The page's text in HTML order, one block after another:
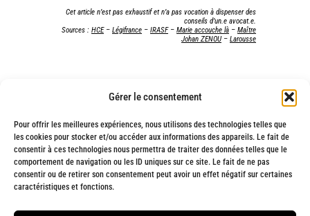
Gérer le consentement
Pour offrir les meilleures expériences, nous utilisons des technologies telles que
les cookies pour stocker et/ou accéder aux informations des appareils. Le fait de
consentir à ces technologies nous permettra de traiter des données telles que le
comportement de navigation ou les ID uniques sur ce site. Le fait de ne pas
consentir ou de retirer son consentement peut avoir un effet négatif sur certaines
caractéristiques et fonctions.
Cet article n’est pas exhaustif et n’a pas vocation à dispenser des
conseils d’un.e avocat.e.
Sources : HCE– Légifrance – IRASF– Marie accouche là – Maître
Johan ZENOU – Larousse
FAITES ENTENDRE LA VOIX DES VICTIMES
Partager sur Linkedin Envoyer par mail